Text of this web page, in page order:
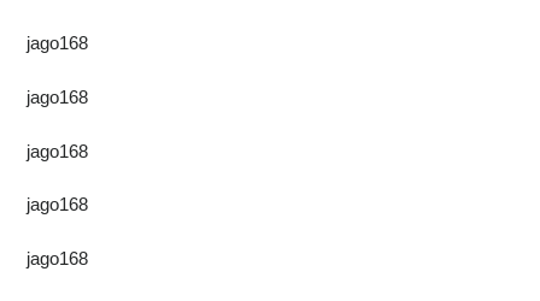
jago168
jago168
jago168
jago168
jago168